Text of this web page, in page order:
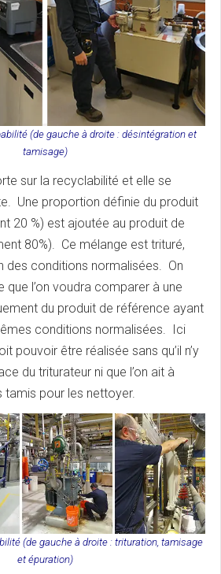
(de gauche à droite : désintégration et
tamisage)
sur la recyclabilité et elle se
Une proportion définie du produit
20 %) est ajoutée au produit de
80%). Ce mélange est trituré,
des conditions normalisées. On
que l’on voudra comparer à une
du produit de référence ayant
conditions normalisées. Ici
pouvoir être réalisée sans qu’il n’y
du triturateur ni que l’on ait à
tamis pour les nettoyer.
(de gauche à droite : trituration, tamisage
et épuration)